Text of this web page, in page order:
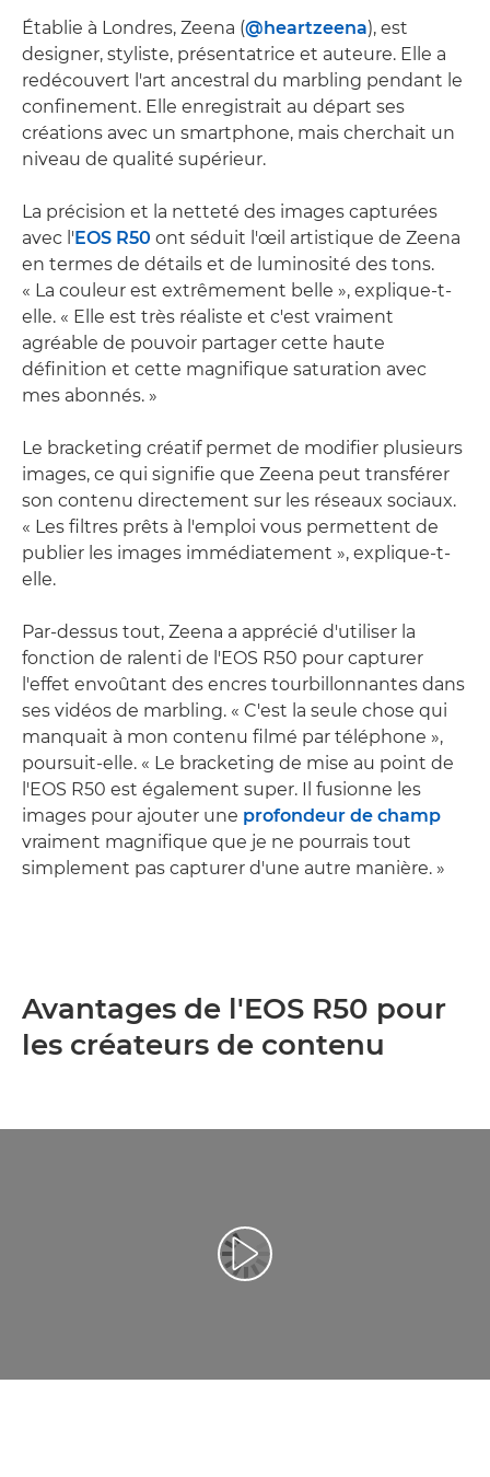
Établie à Londres, Zeena (@heartzeena), est
designer, styliste, présentatrice et auteure. Elle a
redécouvert l'art ancestral du marbling pendant le
confinement. Elle enregistrait au départ ses
créations avec un smartphone, mais cherchait un
niveau de qualité supérieur.
La précision et la netteté des images capturées
avec l'EOS R50 ont séduit l'œil artistique de Zeena
en termes de détails et de luminosité des tons.
« La couleur est extrêmement belle », explique-t-
elle. « Elle est très réaliste et c'est vraiment
agréable de pouvoir partager cette haute
définition et cette magnifique saturation avec
mes abonnés. »
Le bracketing créatif permet de modifier plusieurs
images, ce qui signifie que Zeena peut transférer
son contenu directement sur les réseaux sociaux.
« Les filtres prêts à l'emploi vous permettent de
publier les images immédiatement », explique-t-
elle.
Par-dessus tout, Zeena a apprécié d'utiliser la
fonction de ralenti de l'EOS R50 pour capturer
l'effet envoûtant des encres tourbillonnantes dans
ses vidéos de marbling. « C'est la seule chose qui
manquait à mon contenu filmé par téléphone »,
poursuit-elle. « Le bracketing de mise au point de
l'EOS R50 est également super. Il fusionne les
images pour ajouter une profondeur de champ
vraiment magnifique que je ne pourrais tout
simplement pas capturer d'une autre manière. »
Avantages de l'EOS R50 pour
les créateurs de contenu
Lancer la vidéo